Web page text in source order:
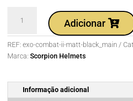
EXO-
COMBAT
II
black
Adicionar
REF: exo-combat-ii-matt-black_main
Marca: Scorpion Helmets
Informação adicional